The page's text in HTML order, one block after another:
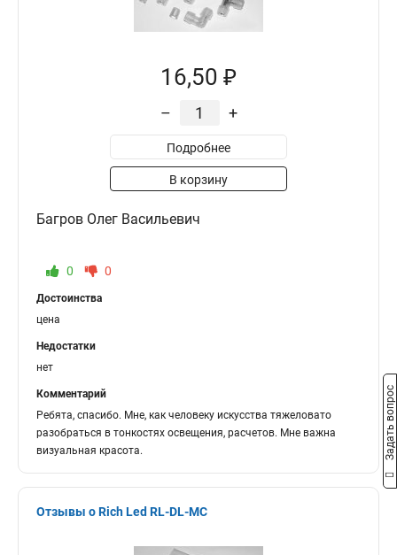
16,50 ₽
– +
Подробнее
В корзину
Багров Олег Васильевич
0 0
Достоинства
цена
Недостатки
нет
Комментарий
Ребята, спасибо. Мне, как человеку искусства тяжеловато
разобраться в тонкостях освещения, расчетов. Мне важна
визуальная красота.
Отзывы о Rich Led RL-DL-MC
Задать вопрос